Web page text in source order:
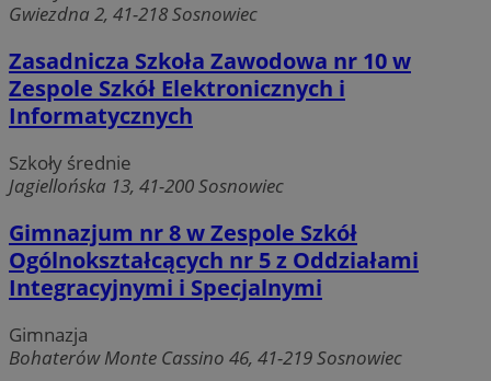
Gwiezdna 2, 41-218 Sosnowiec
Zasadnicza Szkoła Zawodowa nr 10 w
Zespole Szkół Elektronicznych i
Informatycznych
Szkoły średnie
Jagiellońska 13, 41-200 Sosnowiec
Gimnazjum nr 8 w Zespole Szkół
Ogólnokształcących nr 5 z Oddziałami
Integracyjnymi i Specjalnymi
Gimnazja
Bohaterów Monte Cassino 46, 41-219 Sosnowiec